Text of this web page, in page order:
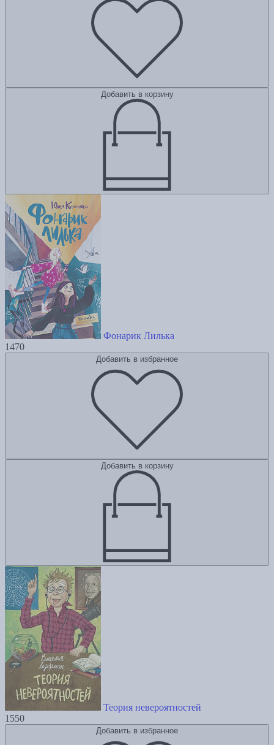
Добавить в корзину
Фонарик Лилька
1470
Добавить в избранное
Добавить в корзину
Теория невероятностей
1550
Добавить в избранное